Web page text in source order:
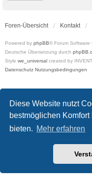
Diese Website nutzt
bestmöglichen
bieten. Mehr erfahren
Foren-Übersicht Kontakt
Powered by phpBB® Forum Software
Deutsche Übersetzung durch
Style we_universal created by
Datenschutz Nutzungsbedingungen